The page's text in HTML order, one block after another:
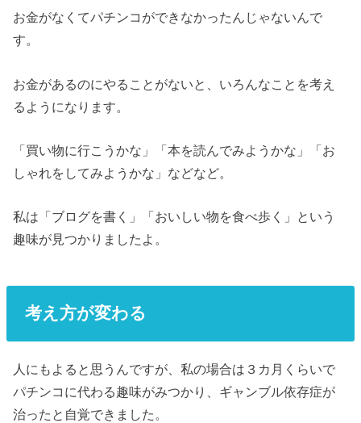
お金がなくてパチンコができなかったんじゃないんで
す。
お金があるのにやることがないと、いろんなことを考え
るようになります。
「買い物に行こうかな」「本を読んでみようかな」「お
しゃれをしてみようかな」などなど。
私は「ブログを書く」「おいしい物を食べ歩く」という
趣味が見つかりましたよ。
考え方が変わる
人にもよると思うんですが、私の場合は３カ月くらいで
パチンコに代わる趣味がみつかり、ギャンブル依存症が
治ったと自覚できました。